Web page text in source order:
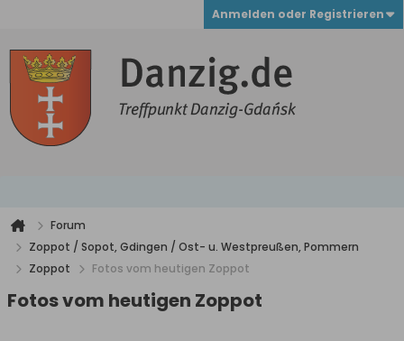
Anmelden oder Registrieren
Forum
Zoppot / Sopot, Gdingen / Ost- u. Westpreußen, Pommern
Zoppot
Fotos vom heutigen Zoppot
Fotos vom heutigen Zoppot